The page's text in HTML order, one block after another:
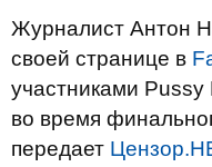
Журналист Антон
своей странице в
участниками
во время
передает